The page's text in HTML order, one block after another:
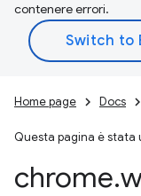
contenere errori.
Home page Docs
Questa pagina è stata
chrome.